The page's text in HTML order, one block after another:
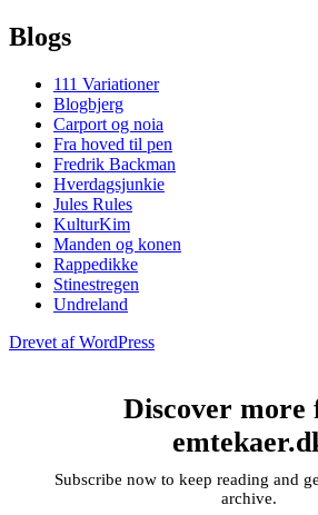
Blogs
111 Variationer
Blogbjerg
Carport og noia
Fra hoved til pen
Fredrik Backman
Hverdagsjunkie
Jules Rules
KulturKim
Manden og konen
Rappedikke
Stinestregen
Undreland
Drevet af WordPress
Discover more
Subscribe now to keep reading and
archive.